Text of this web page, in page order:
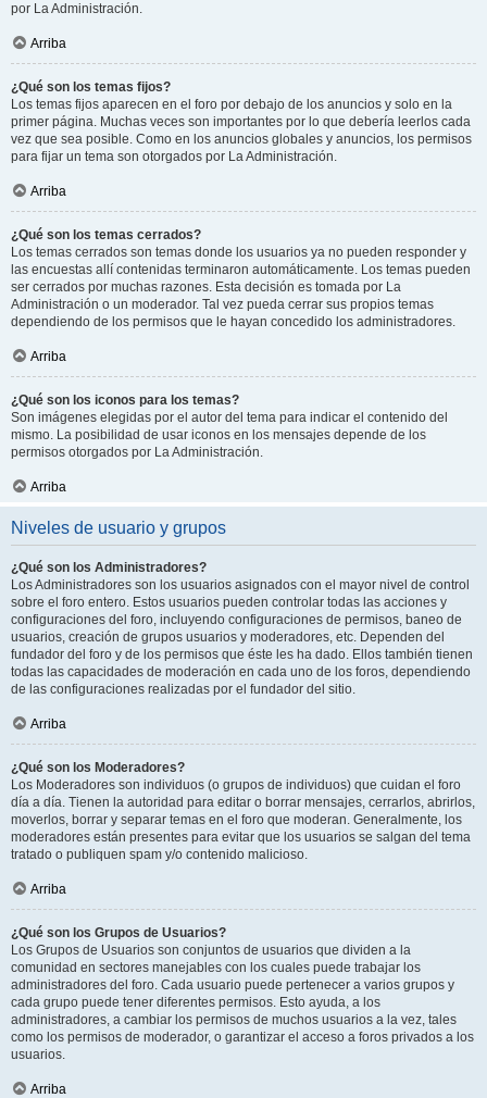
por La Administración.
Arriba
¿Qué son los temas fijos?
Los temas fijos aparecen en el foro por debajo de los anuncios y solo en la
primer página. Muchas veces son importantes por lo que debería leerlos cada
vez que sea posible. Como en los anuncios globales y anuncios, los permisos
para fijar un tema son otorgados por La Administración.
Arriba
¿Qué son los temas cerrados?
Los temas cerrados son temas donde los usuarios ya no pueden responder y
las encuestas allí contenidas terminaron automáticamente. Los temas pueden
ser cerrados por muchas razones. Esta decisión es tomada por La
Administración o un moderador. Tal vez pueda cerrar sus propios temas
dependiendo de los permisos que le hayan concedido los administradores.
Arriba
¿Qué son los iconos para los temas?
Son imágenes elegidas por el autor del tema para indicar el contenido del
mismo. La posibilidad de usar iconos en los mensajes depende de los
permisos otorgados por La Administración.
Arriba
Niveles de usuario y grupos
¿Qué son los Administradores?
Los Administradores son los usuarios asignados con el mayor nivel de control
sobre el foro entero. Estos usuarios pueden controlar todas las acciones y
configuraciones del foro, incluyendo configuraciones de permisos, baneo de
usuarios, creación de grupos usuarios y moderadores, etc. Dependen del
fundador del foro y de los permisos que éste les ha dado. Ellos también tienen
todas las capacidades de moderación en cada uno de los foros, dependiendo
de las configuraciones realizadas por el fundador del sitio.
Arriba
¿Qué son los Moderadores?
Los Moderadores son individuos (o grupos de individuos) que cuidan el foro
día a día. Tienen la autoridad para editar o borrar mensajes, cerrarlos, abrirlos,
moverlos, borrar y separar temas en el foro que moderan. Generalmente, los
moderadores están presentes para evitar que los usuarios se salgan del tema
tratado o publiquen spam y/o contenido malicioso.
Arriba
¿Qué son los Grupos de Usuarios?
Los Grupos de Usuarios son conjuntos de usuarios que dividen a la
comunidad en sectores manejables con los cuales puede trabajar los
administradores del foro. Cada usuario puede pertenecer a varios grupos y
cada grupo puede tener diferentes permisos. Esto ayuda, a los
administradores, a cambiar los permisos de muchos usuarios a la vez, tales
como los permisos de moderador, o garantizar el acceso a foros privados a los
usuarios.
Arriba